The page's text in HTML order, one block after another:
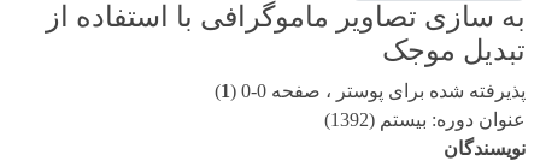
به سازی تصاویر ماموگرافی با استفاده از
تبدیل موجک
پذیرفته شده برای پوستر ، صفحه 0-0 ( 1
)
عنوان دوره: بیستم (1392)
نویسندگان